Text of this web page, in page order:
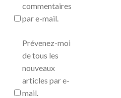
commentaires
par e-mail.
Prévenez-moi
de tous les
nouveaux
articles par e-
mail.